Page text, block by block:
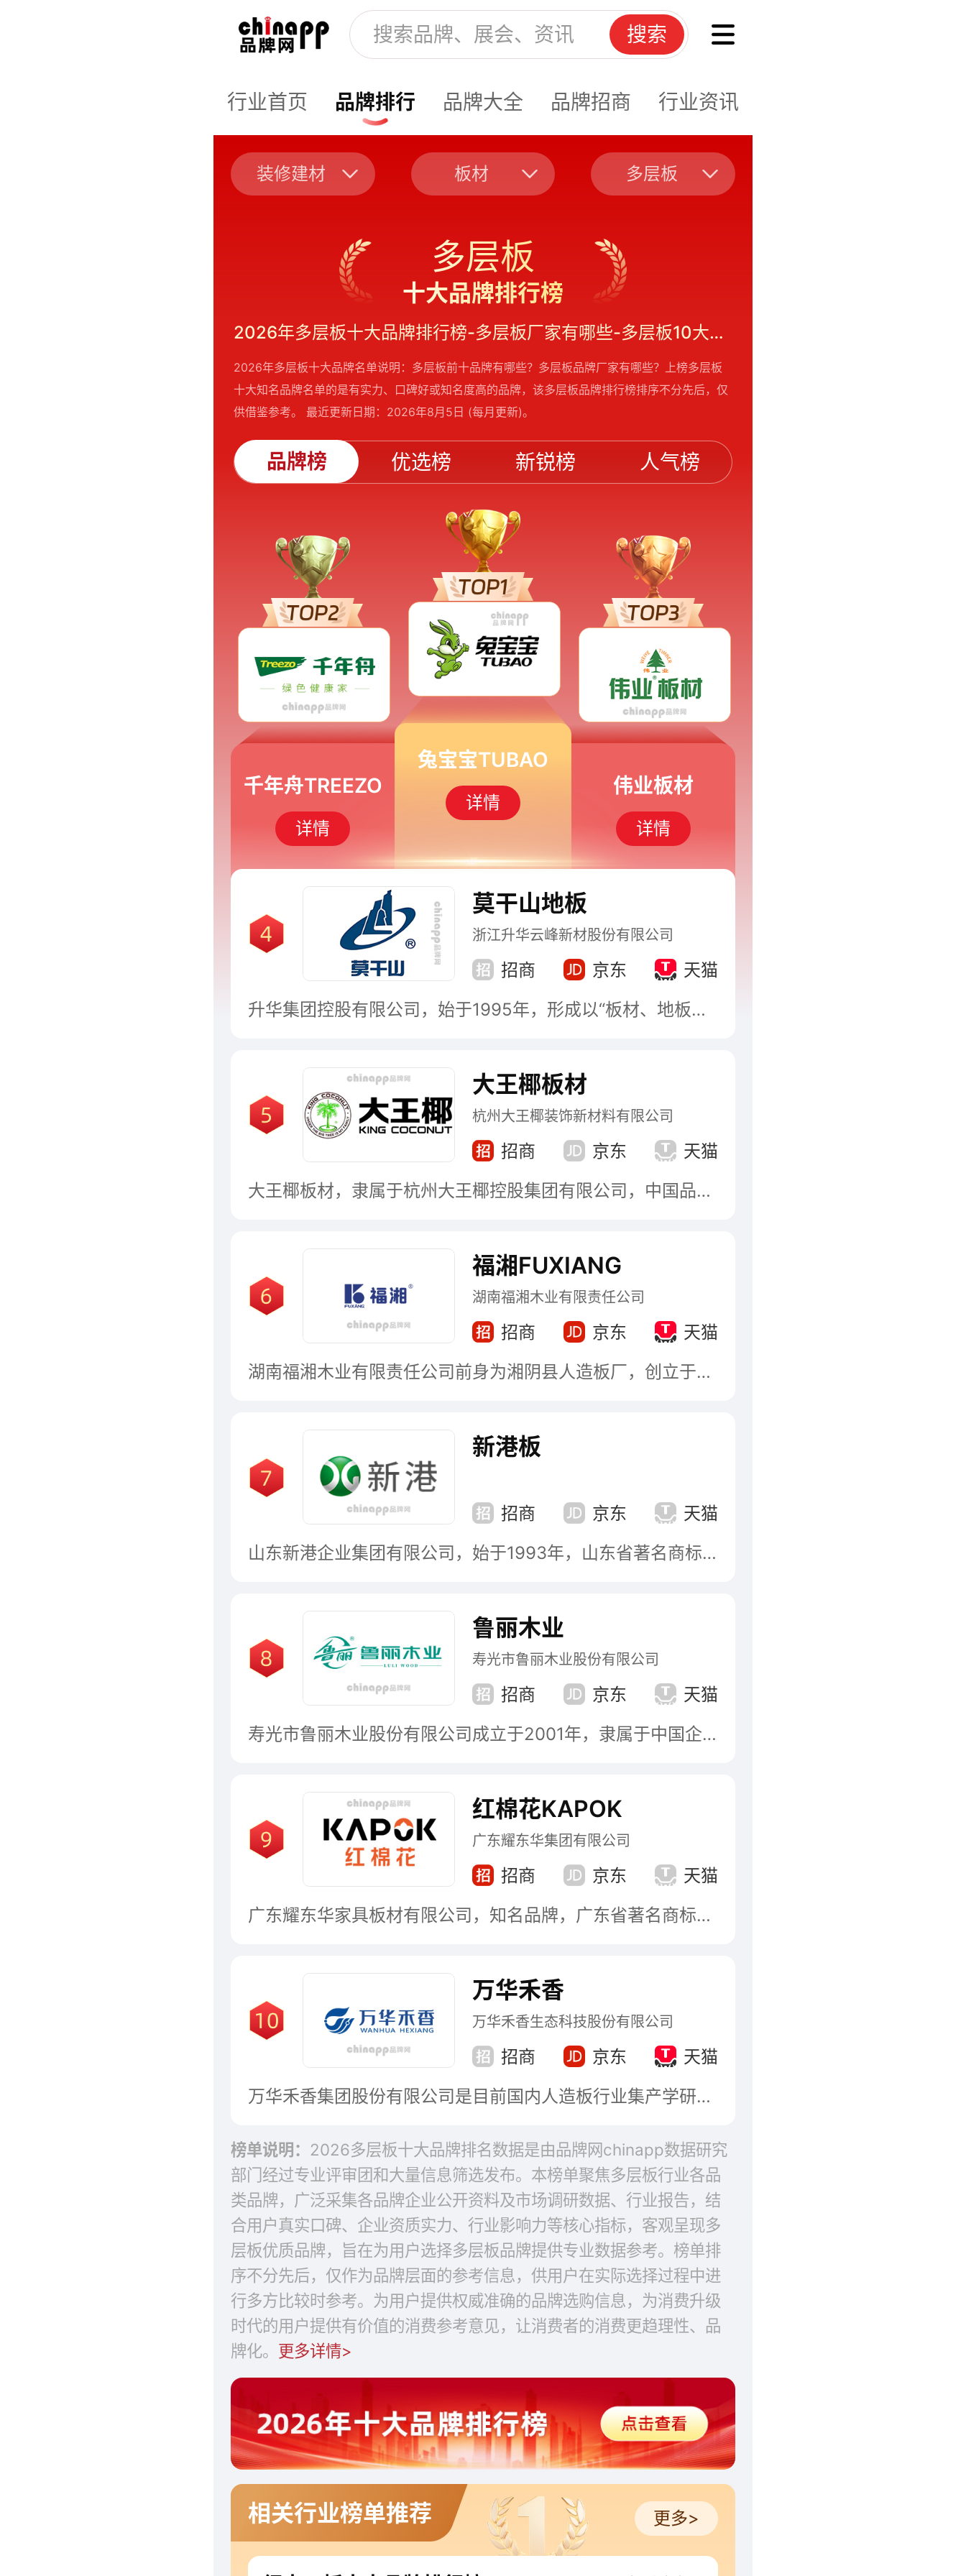
搜索
行业首页 品牌排行 品牌大全 品牌招商 行业资讯
多层板
十大品牌排行榜
2026年多层板十大品牌排行榜-多层板厂家有哪些-多层板10大品牌排行榜【最新名单公布】
2026年多层板十大品牌名单说明：多层板前十品牌有哪些？多层板品牌厂家有哪些？上榜多层板
十大知名品牌名单的是有实力、口碑好或知名度高的品牌，该多层板品牌排行榜排序不分先后，仅
供借鉴参考。 最近更新日期：2026年8月5日 (每月更新)。
品牌榜 优选榜 新锐榜 人气榜
装修建材 板材 多层板
千年舟TREEZO
详情
兔宝宝TUBAO
详情
伟业板材
详情
莫干山地板
浙江升华云峰新材股份有限公司
招商 京东
天猫
升华集团控股有限公司，始于1995年，形成以“板材、地板、全屋定制、科技木”四大板块为核心主业的现代大型股份制企业，始终秉持“绿色环保，关爱人类健康”的发展理念，以“打造最懂科技的绿色家居领军企业”为战略目标，深耕于家居建材领域，业务已遍及全国及部分海外市场。
大王椰板材
杭州大王椰装饰新材料有限公司
招商 京东
天猫
大王椰板材，隶属于杭州大王椰控股集团有限公司，中国品牌500强，杭州市著名商标，中国建筑装饰协会会员单位，以绿色环保家居建材的研发、生产、销售、配送和服务为主业的多元化集团企业。
福湘FUXIANG
湖南福湘木业有限责任公司
招商 京东
天猫
湖南福湘木业有限责任公司前身为湘阴县人造板厂，创立于1993年，是一家涵盖板材、全屋定制、易装、木门、乳胶、石膏板、地板、五金等产品的多元化装饰建材企业。是国家林业重点龙头企业、国家高新技术企业、湖南省农业产业化龙头企业。
新港板
招商 京东
天猫
山东新港企业集团有限公司，始于1993年，山东省著名商标，山东名牌，山东省出口名牌，行业标准制定单位，主营高档建筑覆膜板、模板体系等产品，集木业制品生产、房地产开发、金融服务、生态农业于一体的高新技术企业。
鲁丽木业
寿光市鲁丽木业股份有限公司
招商 京东
天猫
寿光市鲁丽木业股份有限公司成立于2001年，隶属于中国企业500强——鲁丽集团有限公司，是一家集研发、生产、销售无醛可饰面定向结构板(OSB)、集成材、木地板、精板、科技木、装饰板、定制家具等发展于一体的高新技术企业。
红棉花KAPOK
广东耀东华集团有限公司
招商 京东
天猫
广东耀东华家具板材有限公司，知名品牌，广东省著名商标，广东省名牌产品，中国定制家具的板材制造业领先企业，专门从事高档贴面装饰板产品研发、生产、销售的民营企业，国家行业标准起草单位。
万华禾香
万华禾香生态科技股份有限公司
招商 京东
天猫
万华禾香集团股份有限公司是目前国内人造板行业集产学研用为一体的领军企业。公司的核心产品“禾香板”是以一年生农林剩余物（稻麦秸秆、芦苇、棉杆、竹子、果树枝等）为主要原料，施加以聚氨酯生态粘合剂制造的无醛添加生态板材，其生产技术2009年12月获得国家科技进步二等奖，是真正的中国创造。
榜单说明： 2026多层板十大品牌排名数据是由品牌网chinapp数据研究
部门经过专业评审团和大量信息筛选发布。本榜单聚焦多层板行业各品
类品牌，广泛采集各品牌企业公开资料及市场调研数据、行业报告，结
合用户真实口碑、企业资质实力、行业影响力等核心指标，客观呈现多
层板优质品牌，旨在为用户选择多层板品牌提供专业数据参考。榜单排
序不分先后，仅作为品牌层面的参考信息，供用户在实际选择过程中进
行多方比较时参考。为用户提供权威准确的品牌选购信息，为消费升级
时代的用户提供有价值的消费参考意见，让消费者的消费更趋理性、品
牌化。 更多详情>
相关行业榜单推荐 更多>